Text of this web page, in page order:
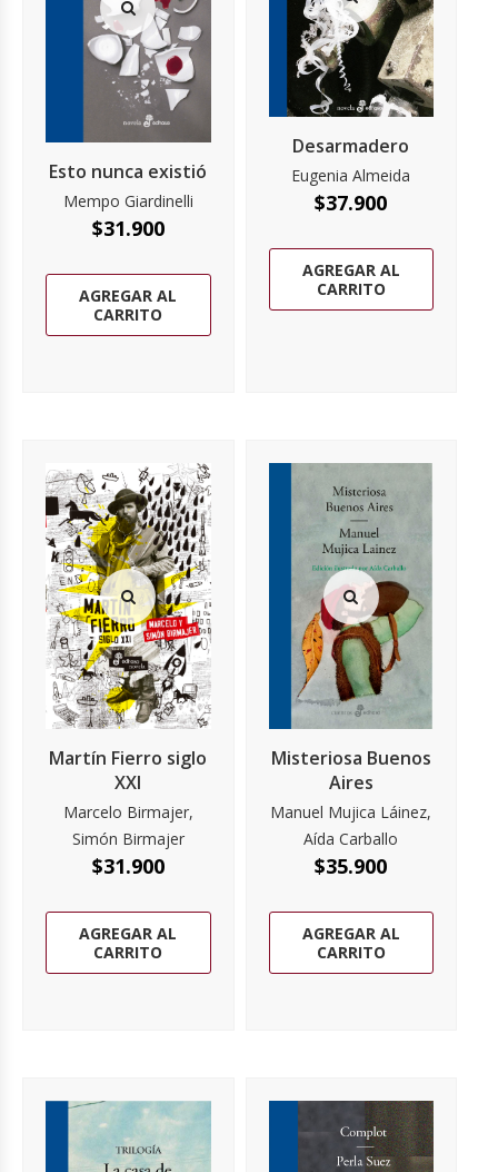
Esto nunca existió
Mempo Giardinelli
$31.900
AGREGAR AL
CARRITO
Desarmadero
Eugenia Almeida
$37.900
AGREGAR AL
CARRITO
Martín Fierro siglo
XXI
Marcelo Birmajer,
Simón Birmajer
$31.900
AGREGAR AL
CARRITO
Misteriosa Buenos
Aires
Manuel Mujica Láinez,
Aída Carballo
$35.900
AGREGAR AL
CARRITO